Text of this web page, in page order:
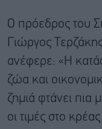
Ο πρόεδρος του
Γιώργος
ανέφερε: «Η
ζώα και
ζημιά φτάνει πια
οι τιμές στο